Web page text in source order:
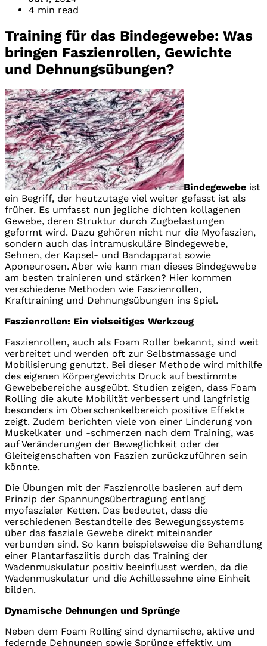
4 min read
Training für das Bindegewebe: Was
bringen Faszienrollen, Gewichte
und Dehnungsübungen?
Bindegewebe ist
ein Begriff, der heutzutage viel weiter gefasst ist als
früher. Es umfasst nun jegliche dichten kollagenen
Gewebe, deren Struktur durch Zugbelastungen
geformt wird. Dazu gehören nicht nur die Myofaszien,
sondern auch das intramuskuläre Bindegewebe,
Sehnen, der Kapsel- und Bandapparat sowie
Aponeurosen. Aber wie kann man dieses Bindegewebe
am besten trainieren und stärken? Hier kommen
verschiedene Methoden wie Faszienrollen,
Krafttraining und Dehnungsübungen ins Spiel.
Faszienrollen: Ein vielseitiges Werkzeug
Faszienrollen, auch als Foam Roller bekannt, sind weit
verbreitet und werden oft zur Selbstmassage und
Mobilisierung genutzt. Bei dieser Methode wird mithilfe
des eigenen Körpergewichts Druck auf bestimmte
Gewebebereiche ausgeübt. Studien zeigen, dass Foam
Rolling die akute Mobilität verbessert und langfristig
besonders im Oberschenkelbereich positive Effekte
zeigt. Zudem berichten viele von einer Linderung von
Muskelkater und -schmerzen nach dem Training, was
auf Veränderungen der Beweglichkeit oder der
Gleiteigenschaften von Faszien zurückzuführen sein
könnte.
Die Übungen mit der Faszienrolle basieren auf dem
Prinzip der Spannungsübertragung entlang
myofaszialer Ketten. Das bedeutet, dass die
verschiedenen Bestandteile des Bewegungssystems
über das fasziale Gewebe direkt miteinander
verbunden sind. So kann beispielsweise die Behandlung
einer Plantarfasziitis durch das Training der
Wadenmuskulatur positiv beeinflusst werden, da die
Wadenmuskulatur und die Achillessehne eine Einheit
bilden.
Dynamische Dehnungen und Sprünge
Neben dem Foam Rolling sind dynamische, aktive und
federnde Dehnungen sowie Sprünge effektiv, um